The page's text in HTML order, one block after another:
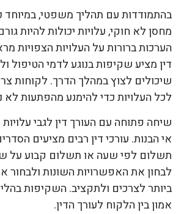
בהתמודדות עם תהליך משפטי,
מחסן לא חוקי, עלויות יכולות להיות
הערכות ברורות על העלויות הצפויות
דין מציע שקיפות בנוגע לדמי הטיפול
שיכולים לצוץ במהלך הדרך. לקוחות
לכל העלויות כדי להימנע מהפתעות לא
שיחה פתוחה עם העורך דין לגבי עלויות
אי הבנות. עורכי דין רבים מציעים
תשלום לפי שעה או תשלום קבוע על
לבחון את האפשרויות השונות ולבחור
ביותר לצרכים ולתקציב. השקיפות
אמון בין הלקוח לעורך הדין.